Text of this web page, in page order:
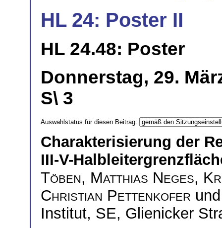
HL 24: Poster II
HL 24.48: Poster
Donnerstag, 29.
S\ 3
Auswahlstatus für diesen Beitrag:
Charakterisierung der
III-V-
Töben, Matthias Neges,
Christian Pettenkofer
Institut, SE, Glienicker